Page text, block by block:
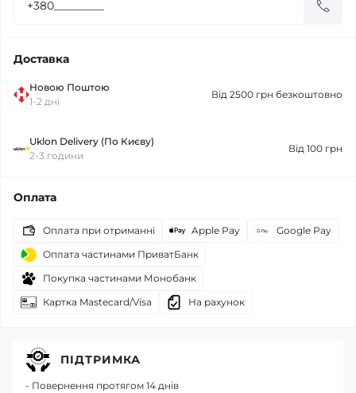
Доставка
Новою Поштою
1-2 дні
Від 2500 грн безкоштовно
Uklon Delivery (По Києву)
2-3 години
Від 100 грн
Оплата
Оплата при отриманні Apple Pay
Google Pay
Оплата частинами ПриватБанк
Покупка частинами Монобанк
Картка Mastecard/Visa
На рахунок
ПІДТРИМКА
- Повернення протягом 14 днів